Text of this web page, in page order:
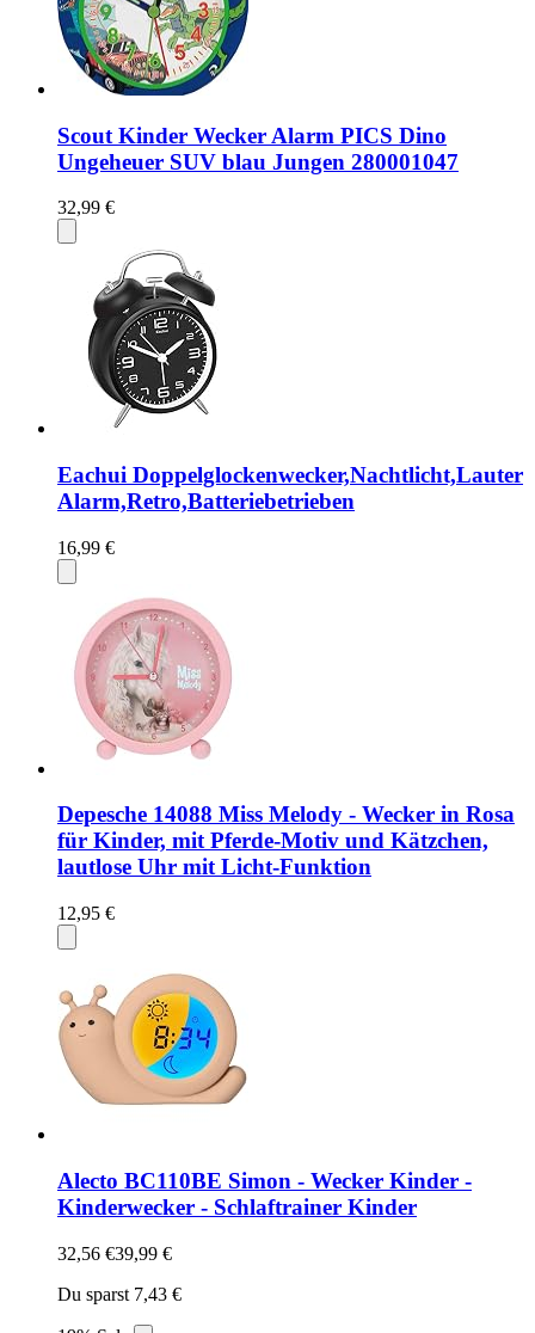
Scout Kinder Wecker Alarm PICS Dino
Ungeheuer SUV blau Jungen 280001047
32,99 €
Eachui Doppelglockenwecker,Nachtlicht,Lauter
Alarm,Retro,Batteriebetrieben
16,99 €
Depesche 14088 Miss Melody - Wecker in Rosa
für Kinder, mit Pferde-Motiv und Kätzchen,
lautlose Uhr mit Licht-Funktion
12,95 €
Alecto BC110BE Simon - Wecker Kinder -
Kinderwecker - Schlaftrainer Kinder
32,56 €39,99 €
Du sparst 7,43 €